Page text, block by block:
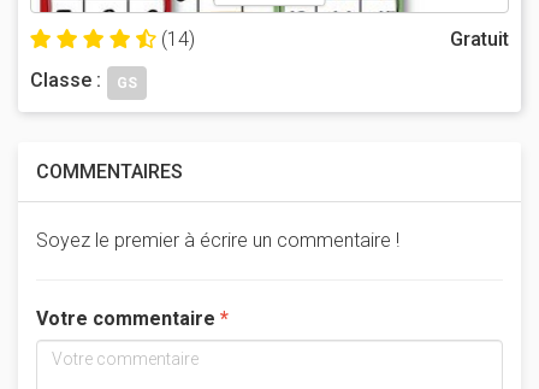
(14)
Gratuit
Classe :
GS
COMMENTAIRES
Soyez le premier à écrire un commentaire !
Votre commentaire